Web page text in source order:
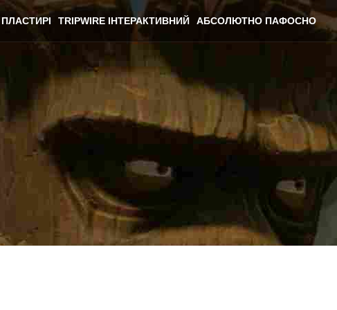
ПЛАСТИРІ TRIPWIRE ІНТЕРАКТИВНИЙ АБСОЛЮТНО ПАФОСНО